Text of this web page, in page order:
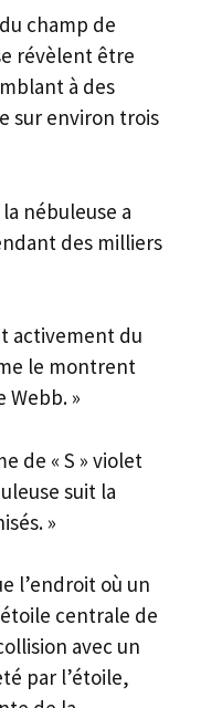
champ de
révèlent être
à des
sur environ trois
nébuleuse a
des milliers
activement du
le montrent
Webb. »
de « S » violet
suit la
»
l’endroit où un
centrale de
avec un
par l’étoile,